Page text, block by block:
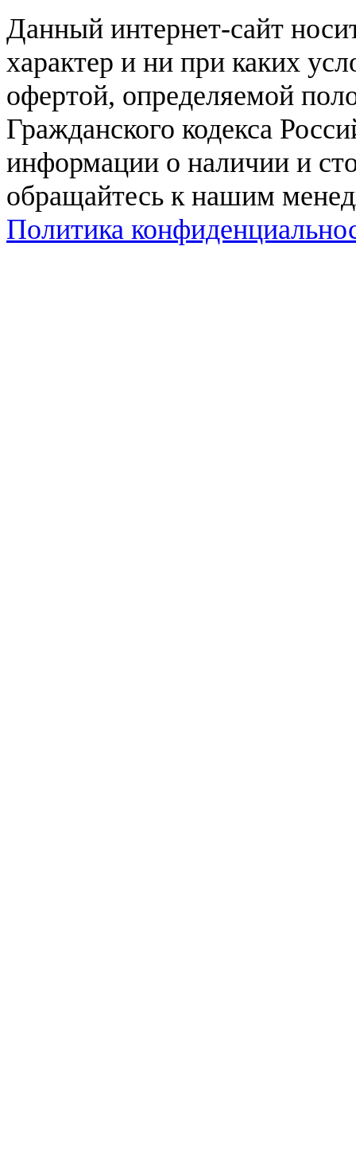
Данный интернет-сайт
характер и ни при каких
офертой, определяемой
Гражданского кодекса
информации о наличии и
обращайтесь к нашим
Политика